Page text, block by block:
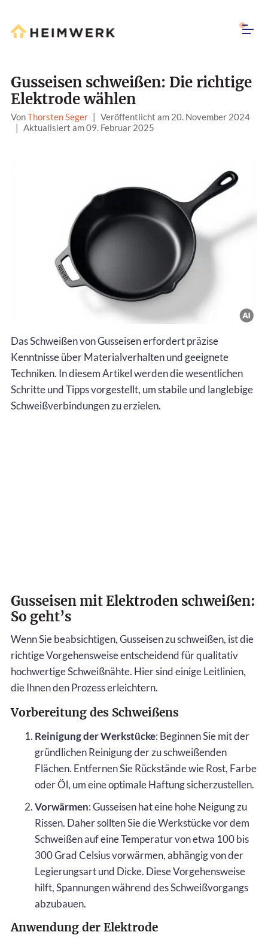
Gusseisen schweißen: Die richtige
Elektrode wählen
VonThorsten Seger | Veröffentlicht am 20. November 2024
| Aktualisiert am 09. Februar 2025
Das Schweißen von Gusseisen erfordert präzise
Kenntnisse über Materialverhalten und geeignete
Techniken. In diesem Artikel werden die wesentlichen
Schritte und Tipps vorgestellt, um stabile und langlebige
Schweißverbindungen zu erzielen.
Gusseisen mit Elektroden schweißen:
So geht’s
Wenn Sie beabsichtigen, Gusseisen zu schweißen, ist die
richtige Vorgehensweise entscheidend für qualitativ
hochwertige Schweißnähte. Hier sind einige Leitlinien,
die Ihnen den Prozess erleichtern.
Vorbereitung des Schweißens
Reinigung der Werkstücke: Beginnen Sie mit der
gründlichen Reinigung der zu schweißenden
Flächen. Entfernen Sie Rückstände wie Rost, Farbe
oder Öl, um eine optimale Haftung sicherzustellen.
Vorwärmen: Gusseisen hat eine hohe Neigung zu
Rissen. Daher sollten Sie die Werkstücke vor dem
Schweißen auf eine Temperatur von etwa 100 bis
300 Grad Celsius vorwärmen, abhängig von der
Legierungsart und Dicke. Diese Vorgehensweise
hilft, Spannungen während des Schweißvorgangs
abzubauen.
Anwendung der Elektrode